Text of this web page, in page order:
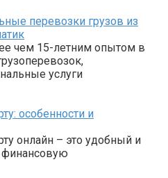
перевозки грузов из
чем 15-летним опытом в
услуги
особенности и
онлайн – это удобный и
финансовую